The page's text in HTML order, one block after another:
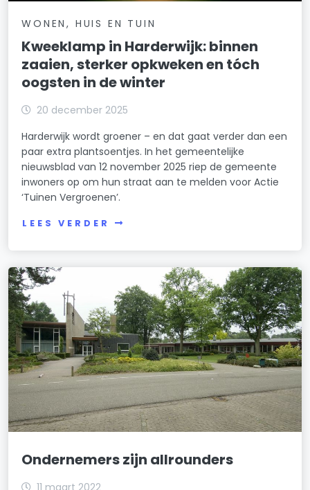
WONEN, HUIS EN TUIN
Kweeklamp in Harderwijk: binnen
zaaien, sterker opkweken en tóch
oogsten in de winter
20 december 2025
Harderwijk wordt groener – en dat gaat verder dan een
paar extra plantsoentjes. In het gemeentelijke
nieuwsblad van 12 november 2025 riep de gemeente
inwoners op om hun straat aan te melden voor Actie
‘Tuinen Vergroenen’.
LEES VERDER
Ondernemers zijn allrounders